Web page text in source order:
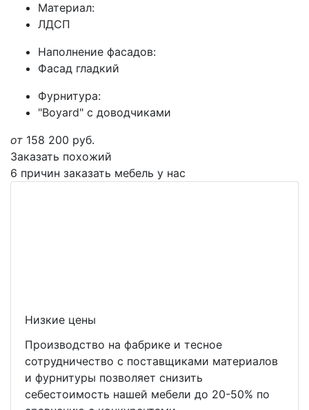
Материал:
ЛДСП
Наполнение фасадов:
Фасад гладкий
Фурнитура:
"Boyard" с доводчиками
от 158 200 руб.
Заказать похожий
6 причин заказать мебель у нас
Низкие цены
Производство на фабрике и тесное
сотрудничество с поставщиками материалов
и фурнитуры позволяет снизить
себестоимость нашей мебели до 20-50% по